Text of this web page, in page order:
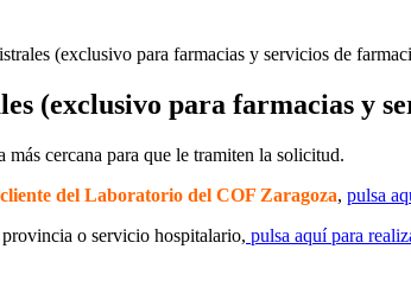
(exclusivo para farmacias y servicios de
(exclusivo para farmacias y
más cercana para que le tramiten la solicitud.
del Laboratorio del COF Zaragoza, pulsa
o servicio hospitalario, pulsa aquí para